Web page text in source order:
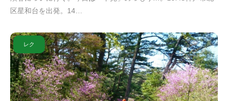
区星和台を出発。14…
レク